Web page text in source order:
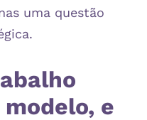
uma questão
e